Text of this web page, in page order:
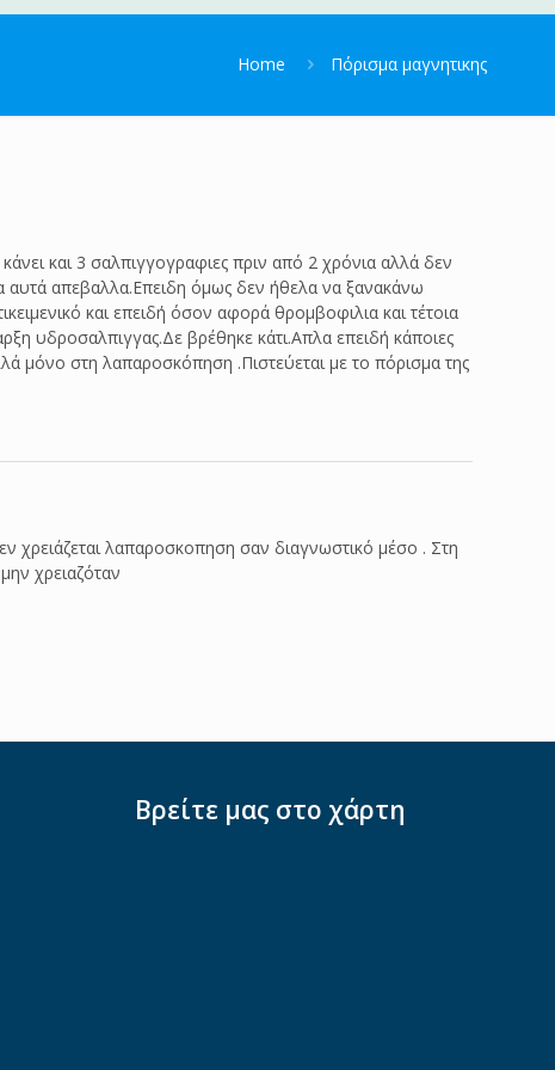
Home Πόρισμα μαγνητικης
και 3 σαλπιγγογραφιες πριν από 2 χρόνια αλλά δεν
αυτά απεβαλλα.Επειδη όμως δεν ήθελα να ξανακάνω
και επειδή όσον αφορά θρομβοφιλια και τέτοια
υδροσαλπιγγας.Δε βρέθηκε κάτι.Απλα επειδή κάποιες
μόνο στη λαπαροσκόπηση .Πιστεύεται με το πόρισμα της
χρειάζεται λαπαροσκοπηση σαν διαγνωστικό μέσο . Στη
χρειαζόταν
Βρείτε μας στο χάρτη